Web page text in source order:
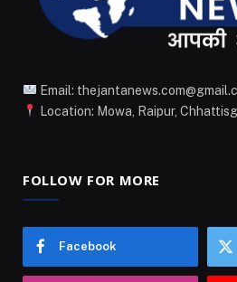
Email:
Location: Mowa, Raipur,
FOLLOW FOR MORE
Facebook